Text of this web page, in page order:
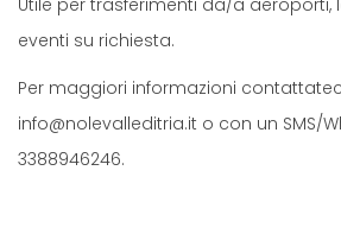
Utile per trasferimenti da/a aeroporti,
eventi su richiesta.
Per maggiori informazioni
info@nolevalleditria.it o con un SMS/
3388946246.